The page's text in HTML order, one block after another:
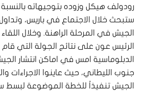
رودولف هيكل وزوده بتوجيهاته
ستبحث خلال الاجتماع في باريس،
الجيش في المرحلة الراهنة. وخلال
الرئيس عون على نتائج الجولة التي قام
الدبلوماسية امس في اماكن انتشار
جنوب الليطاني، حيث عاينوا الاجراءات
الجيش تنفيذاً للخطة الموضوعة لبسط